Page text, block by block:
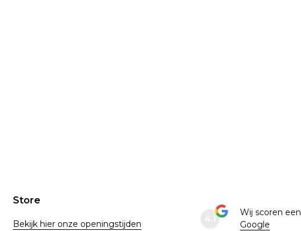
Store
Bekijk hier onze openingstijden
Wij scoren een
Google